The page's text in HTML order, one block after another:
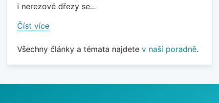
i nerezové dřezy se...
Číst více
Všechny články a témata najdete v naší poradně.